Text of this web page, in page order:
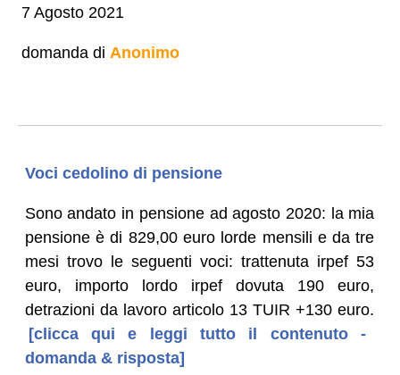
7 Agosto 2021
domanda di Anonimo
Voci cedolino di pensione
Sono andato in pensione ad agosto 2020: la mia
pensione è di 829,00 euro lorde mensili e da tre
mesi trovo le seguenti voci: trattenuta irpef 53
euro, importo lordo irpef dovuta 190 euro,
detrazioni da lavoro articolo 13 TUIR +130 euro.
[clicca qui e leggi tutto il contenuto -
domanda & risposta]